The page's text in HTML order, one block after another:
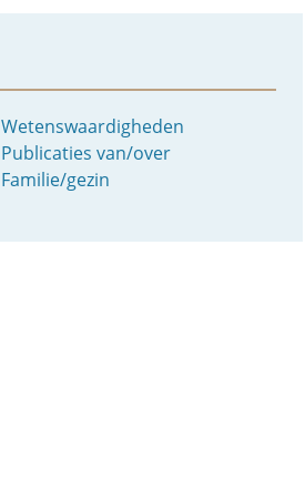
Wetenswaardigheden
Publicaties van/over
Familie/gezin